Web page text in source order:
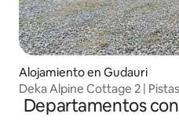
Alojamiento en Gudauri
Deka Alpine Cottage 2 |
Pirveli
Departamentos